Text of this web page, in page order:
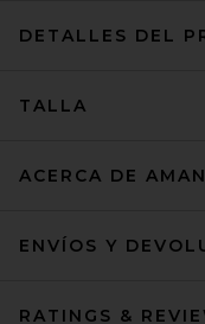
DETALLES DEL
TALLA
ACERCA DE
ENVÍOS Y
RATINGS &